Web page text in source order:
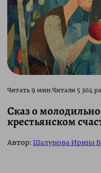
5 304
Сказ о
крестьянском
Автор: Шалунова Ирина